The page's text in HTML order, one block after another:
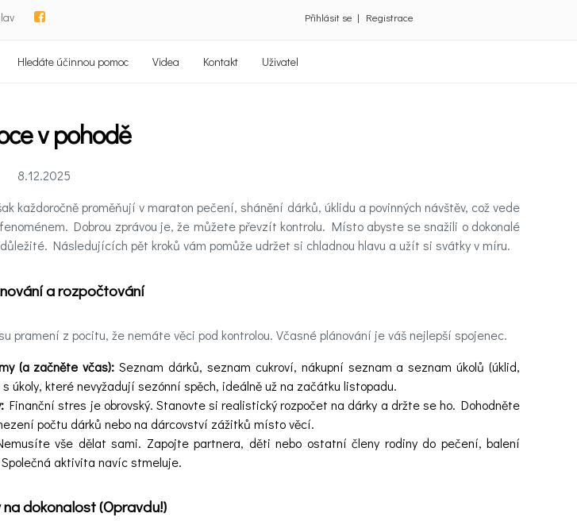
Přihlásit se | Registrace
Hledáte účinnou pomoc Videa Kontakt Uživatel
v pohodě
8.12.2025
každoročně proměňují v maraton pečení, shánění dárků, úklidu a povinných návštěv, což vede
Dobrou zprávou je, že můžete převzít kontrolu. Místo abyste se snažili o dokonalé
Následujících pět kroků vám pomůže udržet si chladnou hlavu a užít si svátky v míru.
a rozpočtování
pramení z pocitu, že nemáte věci pod kontrolou. Včasné plánování je váš nejlepší spojenec.
(a začněte včas): Seznam dárků, seznam cukroví, nákupní seznam a seznam úkolů (úklid,
úkoly, které nevyžadují sezónní spěch, ideálně už na začátku listopadu.
Finanční stres je obrovský. Stanovte si realistický rozpočet na dárky a držte se ho. Dohodněte
počtu dárků nebo na dárcovství zážitků místo věcí.
vše dělat sami. Zapojte partnera, děti nebo ostatní členy rodiny do pečení, balení
aktivita navíc stmeluje.
na dokonalost (Opravdu!)